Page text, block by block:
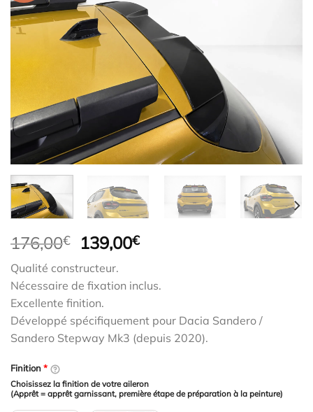
176,00€
Le
initial
était :
176,00€.
139,00€Le
est :
Qualité constructeur.
Nécessaire de fixation inclus.
Excellente finition.
Développé spécifiquement pour Dacia Sandero /
Sandero Stepway Mk3 (depuis 2020).
Finition*
Choisissez la finition de votre aileron
(Apprêt = apprêt garnissant, première étape de préparation à la peinture)